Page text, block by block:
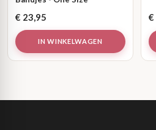
€ 23,95
IN WINKELWAGEN
€